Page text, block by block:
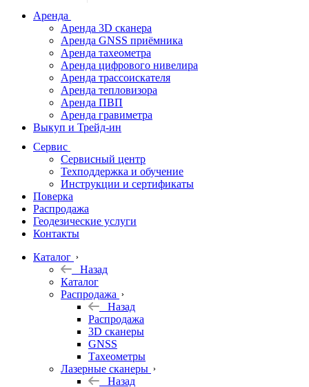
Нивелиры
Теодолиты
Трассоискатели
Неразрушающий
контроль
Аксессуары
Софт
Георадары
Акции
Гидрография
Подбор
оборудования
по задачам
Архив
Геодезическое
оборудование
Аренда
Аренда 3D сканера
Аренда GNSS приёмника
Аренда тахеометра
Аренда цифрового нивелира
Аренда трассоискателя
Аренда тепловизора
Аренда ПВП
Аренда гравиметра
Выкуп и Трейд-ин
Сервис
Сервисный центр
Техподдержка и обучение
Инструкции и сертификаты
Поверка
Распродажа
Геодезические услуги
Контакты
Каталог
Назад
Каталог
Распродажа
Назад
Распродажа
3D сканеры
GNSS
Тахеометры
Лазерные сканеры
Назад